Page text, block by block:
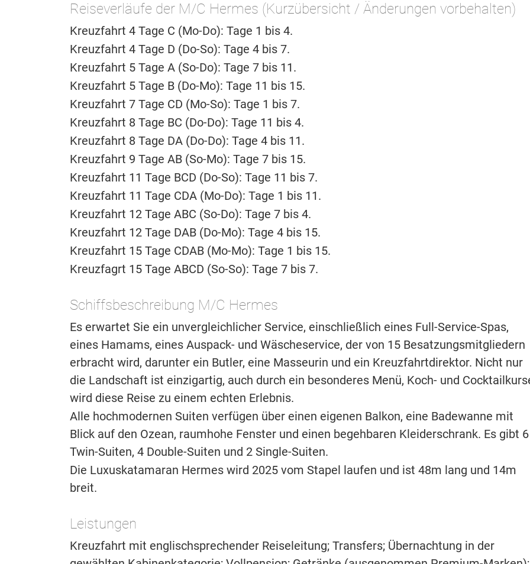
Reiseverläufe der M/C Hermes (Kurzübersicht / Änderungen vorbehalten)
Kreuzfahrt 4 Tage C (Mo-Do): Tage 1 bis 4.
Kreuzfahrt 4 Tage D (Do-So): Tage 4 bis 7.
Kreuzfahrt 5 Tage A (So-Do): Tage 7 bis 11.
Kreuzfahrt 5 Tage B (Do-Mo): Tage 11 bis 15.
Kreuzfahrt 7 Tage CD (Mo-So): Tage 1 bis 7.
Kreuzfahrt 8 Tage BC (Do-Do): Tage 11 bis 4.
Kreuzfahrt 8 Tage DA (Do-Do): Tage 4 bis 11.
Kreuzfahrt 9 Tage AB (So-Mo): Tage 7 bis 15.
Kreuzfahrt 11 Tage BCD (Do-So): Tage 11 bis 7.
Kreuzfahrt 11 Tage CDA (Mo-Do): Tage 1 bis 11.
Kreuzfahrt 12 Tage ABC (So-Do): Tage 7 bis 4.
Kreuzfahrt 12 Tage DAB (Do-Mo): Tage 4 bis 15.
Kreuzfahrt 15 Tage CDAB (Mo-Mo): Tage 1 bis 15.
Kreuzfagrt 15 Tage ABCD (So-So): Tage 7 bis 7.
Schiffsbeschreibung M/C Hermes
Es erwartet Sie ein unvergleichlicher Service, einschließlich eines Full-Service-Spas,
eines Hamams, eines Auspack- und Wäscheservice, der von 15 Besatzungsmitgliedern
erbracht wird, darunter ein Butler, eine Masseurin und ein Kreuzfahrtdirektor. Nicht nur
die Landschaft ist einzigartig, auch durch ein besonderes Menü, Koch- und
wird diese Reise zu einem echten Erlebnis.
Alle hochmodernen Suiten verfügen über einen eigenen Balkon, eine Badewanne mit
Blick auf den Ozean, raumhohe Fenster und einen begehbaren Kleiderschrank. Es gibt 6
Twin-Suiten, 4 Double-Suiten und 2 Single-Suiten.
Die Luxuskatamaran Hermes wird 2025 vom Stapel laufen und ist 48m lang und 14m
breit.
Leistungen
Kreuzfahrt mit englischsprechender Reiseleitung; Transfers; Übernachtung in der